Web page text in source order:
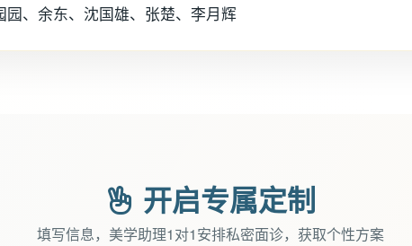
、余东、沈国雄、张楚、李月辉
开启专属定制
填写信息，美学助理1对1安排私密面诊，获取个性方案